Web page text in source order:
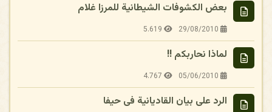
بعض الكشوفات الشيطانية للمرزا غلام
29/08/2010
5.619
لماذا نحاربكم !!
05/06/2010
4.767
الرد على بيان القاديانية فى حيفا